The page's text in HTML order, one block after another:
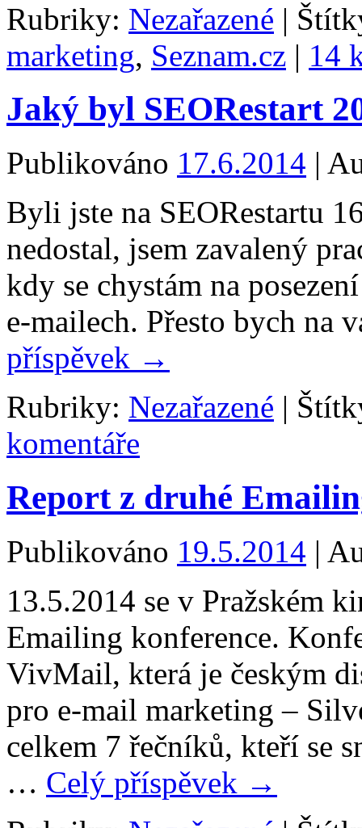
Rubriky: Nezařazené |
marketing, Seznam.cz | 14
Jaký byl SEORestart
Publikováno 17.6.2014 |
Byli jste na SEORestartu
nedostal, jsem zavalený
kdy se chystám na
e-mailech. Přesto bych
příspěvek →
Rubriky: Nezařazené |
komentáře
Report z druhé
Publikováno 19.5.2014 |
13.5.2014 se v Pražském
Emailing konference.
VivMail, která je českým
pro e-mail marketing –
celkem 7 řečníků, kteří se
… Celý příspěvek →